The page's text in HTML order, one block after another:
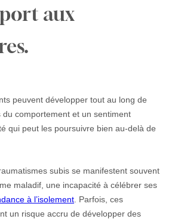
aux
peuvent développer tout au long de
du comportement et un sentiment
qui peut les poursuivre bien au-delà de
subis se manifestent souvent
maladif, une incapacité à célébrer ses
à l’isolement . Parfois, ces
un risque accru de développer des